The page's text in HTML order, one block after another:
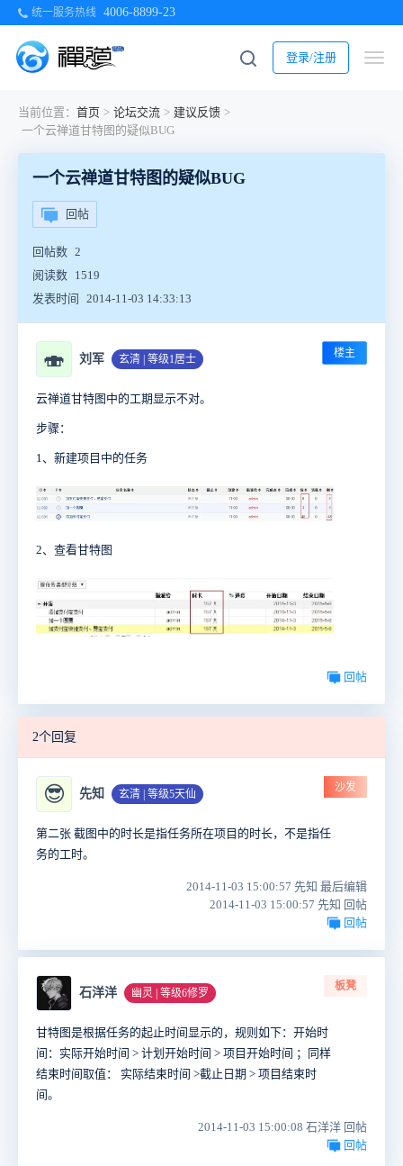
统一服务热线 4006-8899-23
登录/注册
当前位置： 首页 > 论坛交流 > 建议反馈 >
一个云禅道甘特图的疑似BUG
一个云禅道甘特图的疑似BUG
回帖
回帖数 2
阅读数 1519
发表时间
2014-11-03 14:33:13
🍣 刘军 玄清 | 等级1居士 楼主
云禅道甘特图中的工期显示不对。
步骤：
1、新建项目中的任务
2、查看甘特图
回帖
2个回复
😎 先知 玄清 | 等级5天仙
沙发
第二张 截图中的时长是指任务所在项目的时长，不是指任
务的工时。
2014-11-03 15:00:57 先知 最后编辑
2014-11-03 15:00:57 先知 回帖
回帖
石洋洋 幽灵 | 等级6修罗
板凳
甘特图是根据任务的起止时间显示的，规则如下：开始时
间：实际开始时间 > 计划开始时间 > 项目开始时间 ；同样
结束时间取值： 实际结束时间 >截止日期 > 项目结束时
间。
2014-11-03 15:00:08 石洋洋 回帖
回帖